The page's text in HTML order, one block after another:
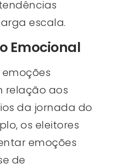
escala.
Emocional
relação aos
da jornada do
os eleitores
emoções
de